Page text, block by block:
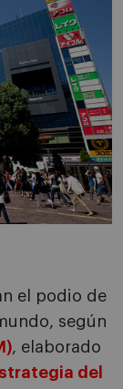
el podio de
según
, elaborado
del